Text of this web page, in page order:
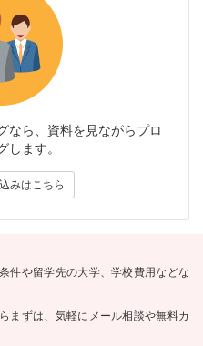
なら、資料を見ながらプロ
ます。
みはこちら
件や留学先の大学、学校費用などな
まずは、気軽にメール相談や無料カ